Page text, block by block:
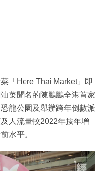
「Here Thai Market」即
菜聞名的陳鵬鵬全港首家
龍公園及舉辦跨年倒數派
人流量較2022年按年增
水平。